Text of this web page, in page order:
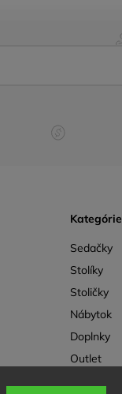
Kategórie
Sedačky
Stolíky
Stoličky
Nábytok
Doplnky
Outlet